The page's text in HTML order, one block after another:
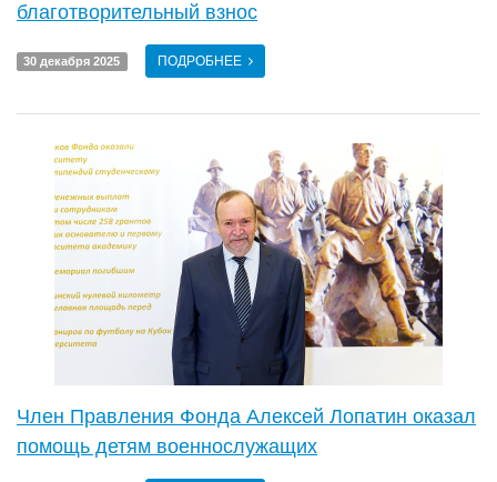
благотворительный взнос
30 декабря 2025 ПОДРОБНЕЕ
Член Правления Фонда Алексей Лопатин оказал
помощь детям военнослужащих